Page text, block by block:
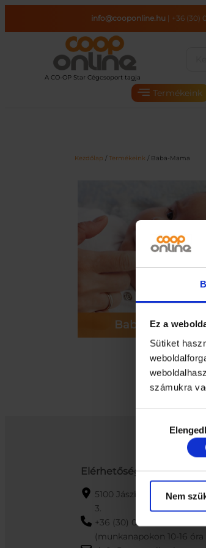
Ez a
Sütiket
számukra
kiválasztása
Nem
tartalomhoz
info@cooponline.hu | +36 (30)
Termékeink
Kezdőlap / Termékeink / Baba-Mama
Baba testápolás
Elérhetőségek
5100 Jászberény,
3.
+36 (30) 016-2359
(munkanapokon 10-16